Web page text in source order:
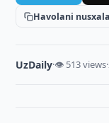
Havolani
UzDaily·👁 513 views·